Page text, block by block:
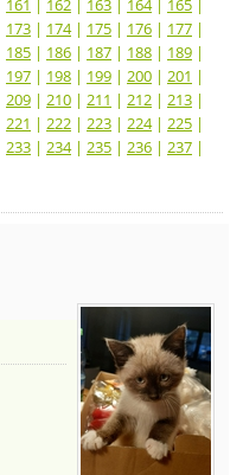
161 | 162 | 163 | 164| 165 |
173 | 174| 175 | 176 | 177 |
185 | 186 | 187 | 188 | 189 |
197 | 198 | 199 | 200 | 201 |
209 | 210 | 211 | 212 | 213 |
221 | 222 | 223 | 224| 225 |
233 | 234| 235 | 236 | 237 |